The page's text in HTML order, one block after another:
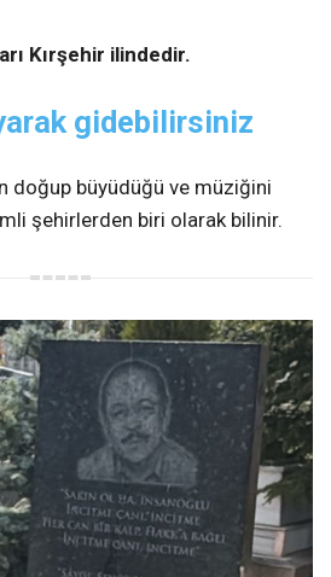
Kırşehir ilindedir.
gidebilirsiniz
doğup büyüdüğü ve müziğini
şehirlerden biri olarak bilinir.